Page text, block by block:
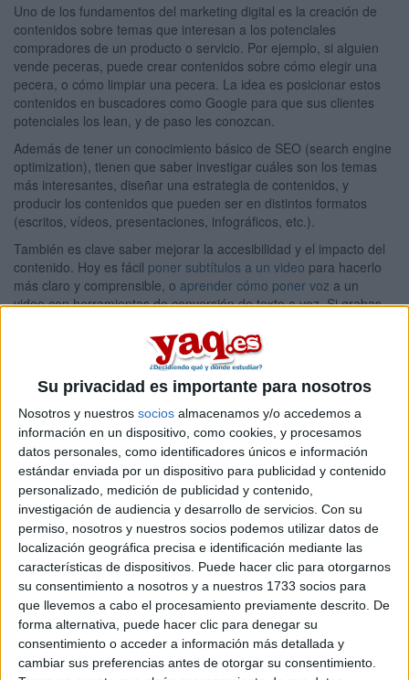
Su privacidad es importante para nosotros
Nosotros y nuestros socios almacenamos y/o accedemos a
información en un dispositivo, como cookies, y procesamos
datos personales, como identificadores únicos e información
estándar enviada por un dispositivo para publicidad y contenido
personalizado, medición de publicidad y contenido,
investigación de audiencia y desarrollo de servicios. Con su
permiso, nosotros y nuestros socios podemos utilizar datos de
localización geográfica precisa e identificación mediante las
características de dispositivos. Puede hacer clic para otorgarnos
su consentimiento a nosotros y a nuestros 1733 socios para
que llevemos a cabo el procesamiento previamente descrito. De
forma alternativa, puede hacer clic para denegar su
consentimiento o acceder a información más detallada y
cambiar sus preferencias antes de otorgar su consentimiento.
Uno de los fundamentos del marketing digital es la creación de
contenidos sobre temas que interesan a los potenciales
compradores de un producto o servicio. Por ejemplo, si alguien
vende peceras, puede crear contenidos sobre cómo elegir una
pecera, o cómo limpiar una pecera. La idea es posicionar estos
contenidos en buscadores como Google para que sus clientes
potenciales los lean, y de paso les conozcan.
Además de tener un conocimiento básico de SEO (search engine
optimization), tienen que saber investigar cuáles son los temas
más interesantes, diseñar una estrategia de contenidos, y
producir los contenidos que pueden ser en distintos formatos
(escritos, vídeos, presentaciones, infográficos, etc.).
También es clave saber mejorar la accesibilidad y el impacto del
contenido. Hoy es fácil poner subtítulos a un video para hacerlo
más claro y comprensible, o aprender cómo poner voz a un
video con herramientas de conversión de texto a voz. Si grabas
mantener fluidez y profesionalismo en tus vídeos
Los copywriter son especialistas en escribir textos comerciales.
Su objetivo es convencerte a hacer algo, normalmente comprar
algún producto. Deben conocer muchas técnicas de venta, ser
conocedores de la psicología del comprador, y ser capaces de
escribir textos persuasivos.
Trabajan con formatos muy variados. Pueden redactar cartas de
venta, una página de aterrizaje, secuencias de correos
electrónicos, y hasta guiones de vídeos, todos orientados a la
venta.
Trafficker
Los trafficker se ocupan de diseñar y programar campañas de
publicidad en plataformas como Facebook, Instagram, Youtube y
Adwords, entre otros. Su objetivo es conseguir los mejores
resultados posibles con el presupuesto del que disponen. Para
ello deben saber elegir en qué plataforma conviene poner cada